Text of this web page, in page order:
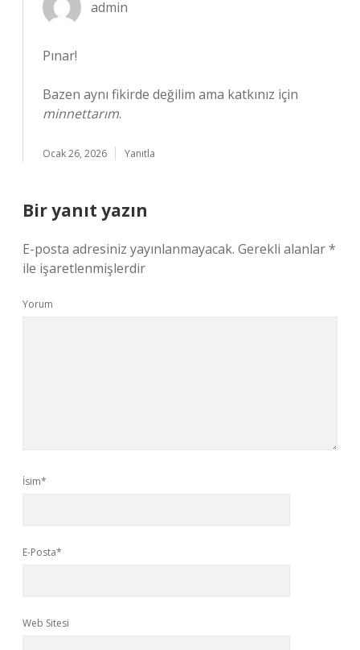
admin
Pınar!
Bazen aynı fikirde değilim ama katkınız için
minnettarım.
Ocak 26, 2026 Yanıtla
Bir yanıt yazın
E-posta adresiniz yayınlanmayacak. Gerekli alanlar*
ile işaretlenmişlerdir
Yorum
İsim*
E-Posta*
Web Sitesi